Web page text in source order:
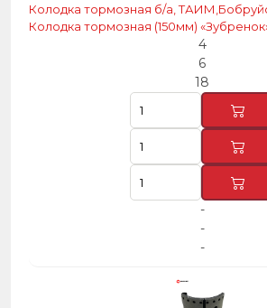
Колодка тормозная б/а,
Колодка тормозная (150мм)
4
6
18
-
-
-